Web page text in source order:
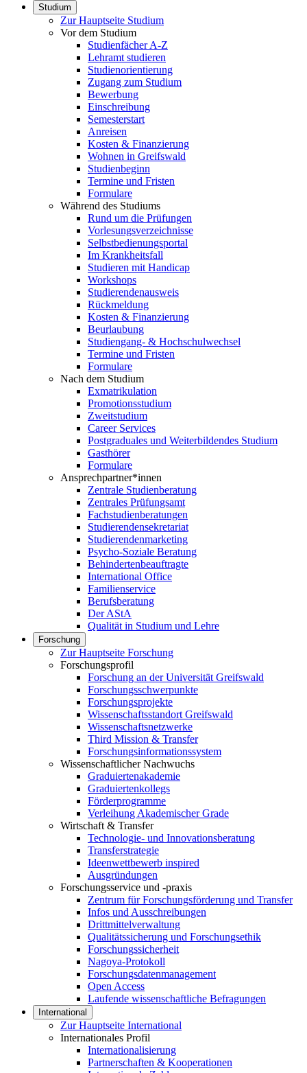
Studium
Zur Hauptseite Studium
Vor dem Studium
Studienfächer A-Z
Lehramt studieren
Studienorientierung
Zugang zum Studium
Bewerbung
Einschreibung
Semesterstart
Anreisen
Kosten & Finanzierung
Wohnen in Greifswald
Studienbeginn
Termine und Fristen
Formulare
Während des Studiums
Rund um die Prüfungen
Vorlesungsverzeichnisse
Selbstbedienungsportal
Im Krankheitsfall
Studieren mit Handicap
Workshops
Studierendenausweis
Rückmeldung
Kosten & Finanzierung
Beurlaubung
Studiengang- & Hochschulwechsel
Termine und Fristen
Formulare
Nach dem Studium
Exmatrikulation
Promotionsstudium
Zweitstudium
Career Services
Postgraduales und Weiterbildendes Studium
Gasthörer
Formulare
Ansprechpartner*innen
Zentrale Studienberatung
Zentrales Prüfungsamt
Fachstudienberatungen
Studierendensekretariat
Studierendenmarketing
Psycho-Soziale Beratung
Behindertenbeauftragte
International Office
Familienservice
Berufsberatung
Der AStA
Qualität in Studium und Lehre
Forschung
Zur Hauptseite Forschung
Forschungsprofil
Forschung an der Universität Greifswald
Forschungsschwerpunkte
Forschungsprojekte
Wissenschaftsstandort Greifswald
Wissenschaftsnetzwerke
Third Mission & Transfer
Forschungsinformationssystem
Wissenschaftlicher Nachwuchs
Graduiertenakademie
Graduiertenkollegs
Förderprogramme
Verleihung Akademischer Grade
Wirtschaft & Transfer
Technologie- und Innovationsberatung
Transferstrategie
Ideenwettbewerb inspired
Ausgründungen
Forschungsservice und -praxis
Zentrum für Forschungsförderung und Transfer
Infos und Ausschreibungen
Drittmittelverwaltung
Qualitätssicherung und Forschungsethik
Forschungssicherheit
Nagoya-Protokoll
Forschungsdatenmanagement
Open Access
Laufende wissenschaftliche Befragungen
International
Zur Hauptseite International
Internationales Profil
Internationalisierung
Partnerschaften & Kooperationen